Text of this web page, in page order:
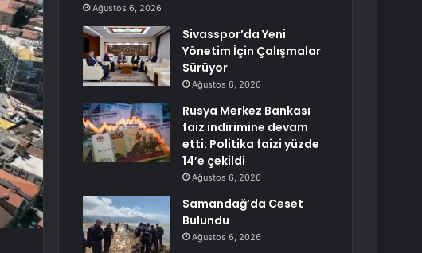
Ağustos 6, 2026
Sivasspor’da Yeni
Yönetim İçin Çalışmalar
Sürüyor
Ağustos 6, 2026
Rusya Merkez Bankası
faiz indirimine devam
etti: Politika faizi yüzde
14’e çekildi
Ağustos 6, 2026
Samandağ’da Ceset
Bulundu
Ağustos 6, 2026